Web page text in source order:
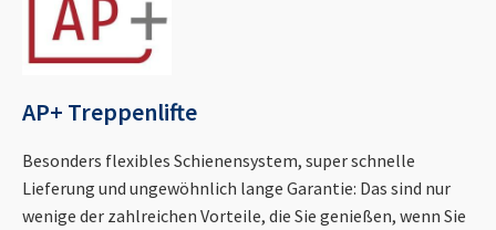
AP+ Treppenlifte
Besonders flexibles Schienensystem, super schnelle
Lieferung und ungewöhnlich lange Garantie: Das sind nur
wenige der zahlreichen Vorteile, die Sie genießen, wenn Sie